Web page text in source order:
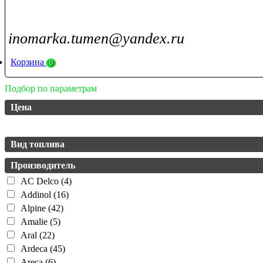
inomarka.tumen@yandex.ru
Корзина 0
Подбор по параметрам
Цена
Вид топлива
Производитель
AC Delco (4)
Addinol (16)
Alpine (42)
Amalie (5)
Aral (22)
Ardeca (45)